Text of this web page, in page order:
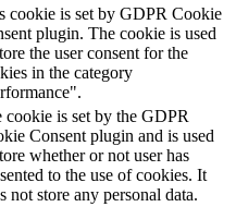
cookie is set by GDPR Cookie
plugin. The cookie is used
the user consent for the
in the category
cookie is set by the GDPR
Consent plugin and is used
whether or not user has
to the use of cookies. It
not store any personal data.